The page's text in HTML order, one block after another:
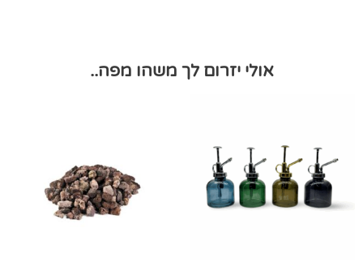
אולי יזרום לך משהו מפה..
מספר
סוגים.
ניתן
לבחור